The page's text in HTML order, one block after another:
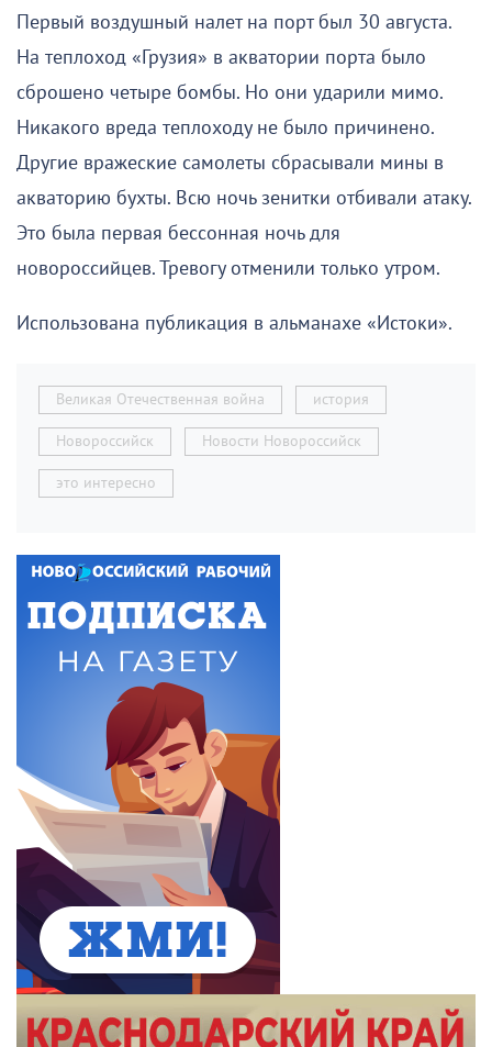
Первый воздушный налет на порт был 30 августа.
На теплоход «Грузия» в акватории порта было
сброшено четыре бомбы. Но они ударили мимо.
Никакого вреда теплоходу не было причинено.
Другие вражеские самолеты сбрасывали мины в
акваторию бухты. Всю ночь зенитки отбивали атаку.
Это была первая бессонная ночь для
новороссийцев. Тревогу отменили только утром.
Использована публикация в альманахе «Истоки».
Великая Отечественная война история
Новороссийск Новости Новороссийск
это интересно